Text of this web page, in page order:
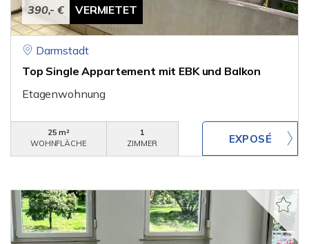
390,- € VERMIETET
Darmstadt
Top Single Appartement mit EBK und Balkon
Etagenwohnung
25 m²
WOHNFLÄCHE
1
ZIMMER